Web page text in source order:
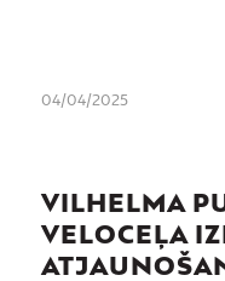
04/04/2025
VILHELMA
VELOCEĻA